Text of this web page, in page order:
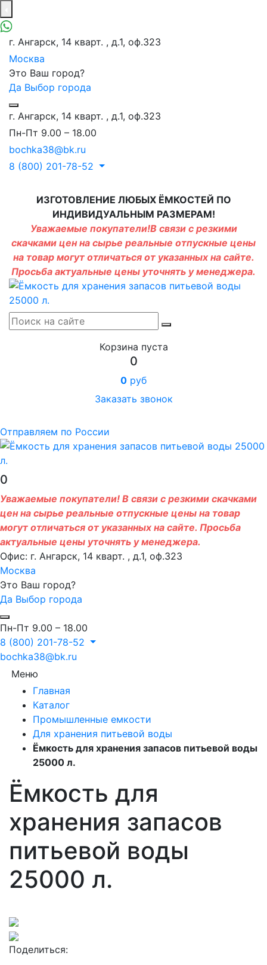
г. Ангарск, 14 кварт. , д.1, оф.323
Москва
Это Ваш город?
Да Выбор города
г. Ангарск, 14 кварт. , д.1, оф.323
Пн-Пт 9.00 – 18.00
bochka38@bk.ru
8 (800) 201-78-52
ИЗГОТОВЛЕНИЕ ЛЮБЫХ ЁМКОСТЕЙ ПО
ИНДИВИДУАЛЬНЫМ РАЗМЕРАМ!
Уважаемые покупатели!В связи с резкими
скачками цен на сырье реальные отпускные цены
на товар могут отличаться от указанных на сайте.
Просьба актуальные цены уточнять у менеджера.
Корзина пуста
0
0 руб
Заказать звонок
Отправляем по России
0
Уважаемые покупатели! В связи с резкими скачками
цен на сырье реальные отпускные цены на товар
могут отличаться от указанных на сайте. Просьба
актуальные цены уточнять у менеджера.
Офис: г. Ангарск, 14 кварт. , д.1, оф.323
Москва
Это Ваш город?
Да Выбор города
Пн-Пт 9.00 – 18.00
8 (800) 201-78-52
bochka38@bk.ru
Меню
Главная
Каталог
Промышленные емкости
Для хранения питьевой воды
Ёмкость для хранения запасов питьевой воды
25000 л.
Ёмкость для
хранения запасов
питьевой воды
25000 л.
Поделиться: